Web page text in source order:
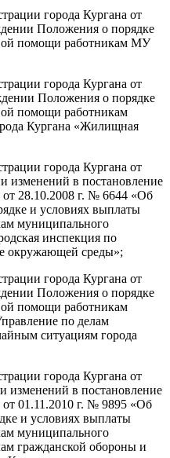
города Кургана от
Положения о порядке
помощи работникам МУ
города Кургана от
Положения о порядке
помощи работникам
Кургана «Жилищная
города Кургана от
изменений в постановление
28.10.2008 г. № 6644 «Об
и условиях выплаты
муниципального
инспекция по
окружающей среды»;
города Кургана от
Положения о порядке
помощи работникам
по делам
ситуациям города
города Кургана от
изменений в постановление
01.11.2010 г. № 9895 «Об
и условиях выплаты
муниципального
гражданской обороны и